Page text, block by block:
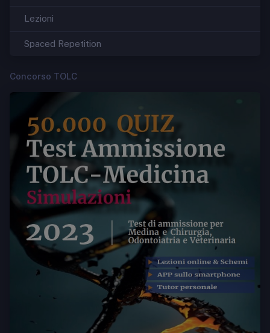
Lezioni
Spaced Repetition
Concorso TOLC